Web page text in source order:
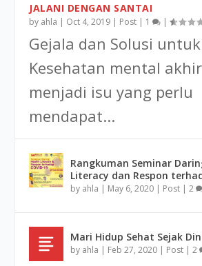
JALANI DENGAN SANTAI
by ahla | Oct 4, 2019 | Post | 1 |
Gejala dan Solusi
Kesehatan mental
menjadi isu yang perlu
mendapat...
Rangkuman Seminar
Literacy dan Respon
by ahla | May 6, 2020 | Post |2
Mari Hidup Sehat Sejak
by ahla | Feb 27, 2020 | Post |2